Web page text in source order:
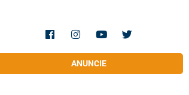
ANUNCIE